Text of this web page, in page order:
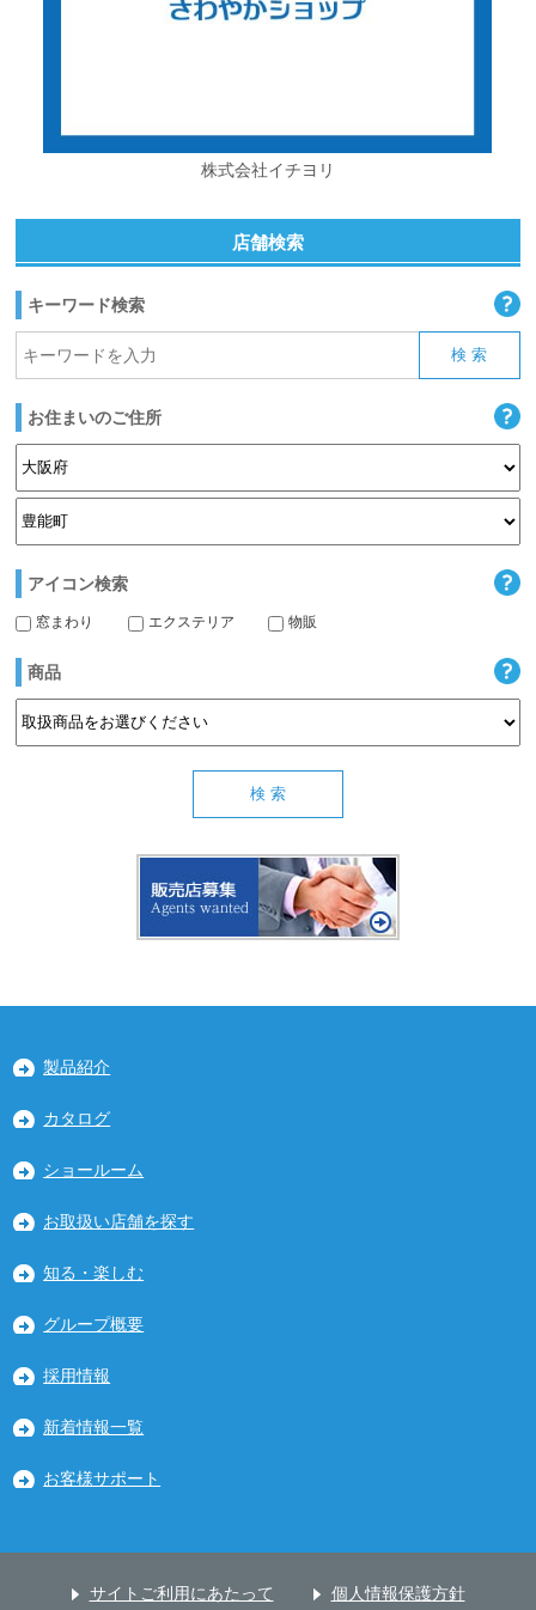
株式会社イチヨリ
店舗検索
キーワード検索
お住まいのご住所
アイコン検索
窓まわり エクステリア 物販
商品
製品紹介
カタログ
ショールーム
お取扱い店舗を探す
知る・楽しむ
グループ概要
採用情報
新着情報一覧
お客様サポート
サイトご利用にあたって 個人情報保護方針